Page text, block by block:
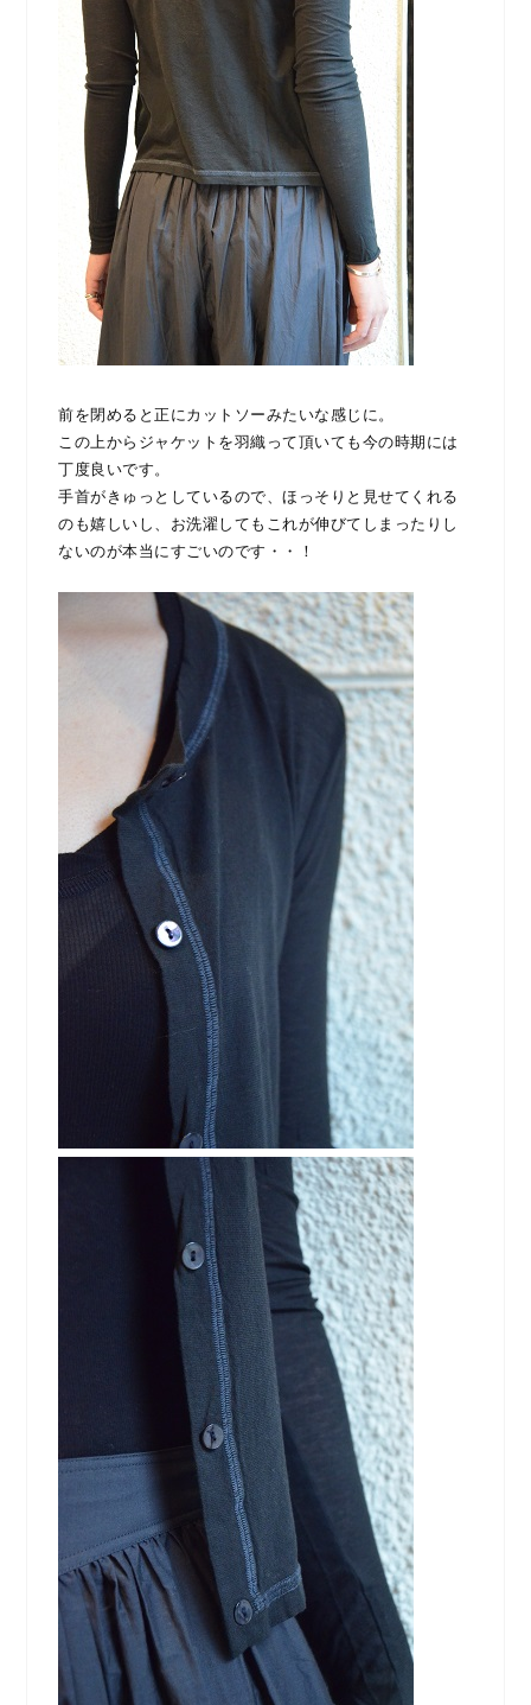
前を閉めると正にカットソーみたいな感じに。
この上からジャケットを羽織って頂いても今の時期には
丁度良いです。
手首がきゅっとしているので、ほっそりと見せてくれる
のも嬉しいし、お洗濯してもこれが伸びてしまったりし
ないのが本当にすごいのです・・！